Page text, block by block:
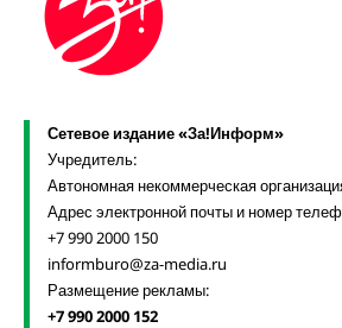
Сетевое издание «За!Информ»
Учредитель:
Автономная некоммерческая
Адрес электронной почты и номер
+7 990 2000 150
informburo@za-media.ru
Размещение рекламы:
+7 990 2000 152